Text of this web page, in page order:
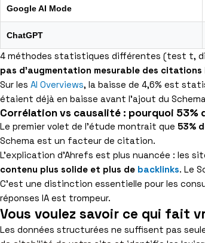
Google AI Mode
ChatGPT
4 méthodes statistiques différentes (test t,
pas d’augmentation mesurable des citations
Sur les AI Overviews, la baisse de 4,6% est
étaient déjà en baisse avant l’ajout du
Corrélation vs causalité : pourquoi 53%
Le premier volet de l’étude montrait que 53%
Schema est un facteur de citation.
L’explication d’Ahrefs est plus nuancée : les
contenu plus solide et plus de backlinks. Le
C’est une distinction essentielle pour les
réponses IA est trompeur.
Vous voulez savoir ce qui fait
Les données structurées ne suffisent pas